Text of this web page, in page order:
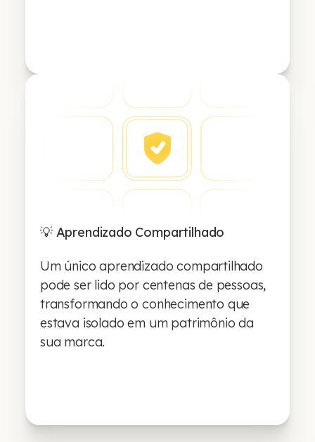
💡 Aprendizado Compartilhado
Um único aprendizado compartilhado
pode ser lido por centenas de pessoas,
transformando o conhecimento que
estava isolado em um patrimônio da
sua marca.